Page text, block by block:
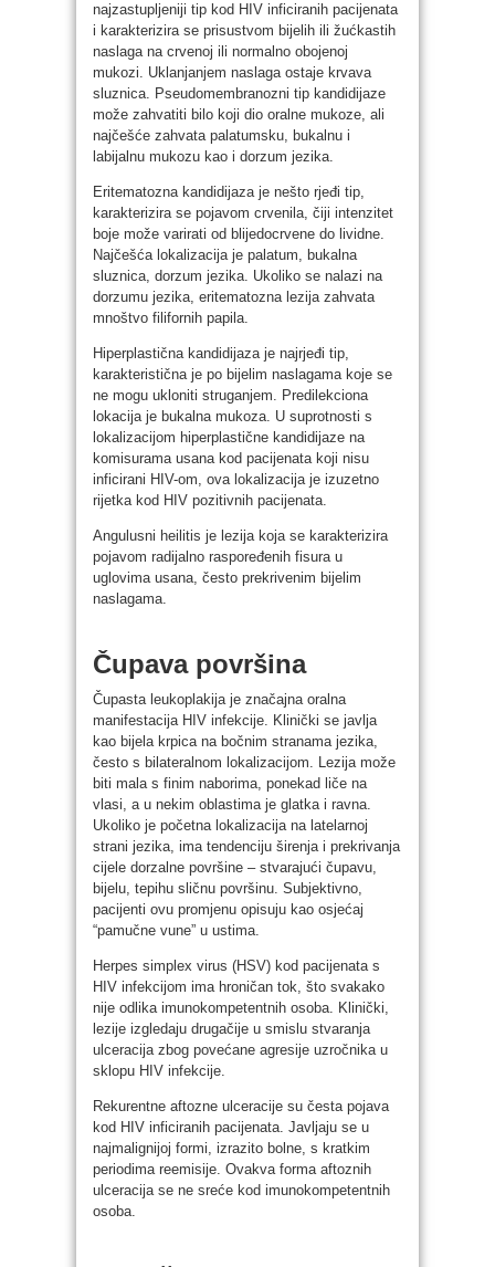
najzastupljeniji tip kod HIV inficiranih pacijenata
i karakterizira se prisustvom bijelih ili žućkastih
naslaga na crvenoj ili normalno obojenoj
mukozi. Uklanjanjem naslaga ostaje krvava
sluznica. Pseudomembranozni tip kandidijaze
može zahvatiti bilo koji dio oralne mukoze, ali
najčešće zahvata palatumsku, bukalnu i
labijalnu mukozu kao i dorzum jezika.
Eritematozna kandidijaza je nešto rjeđi tip,
karakterizira se pojavom crvenila, čiji intenzitet
boje može varirati od blijedocrvene do lividne.
Najčešća lokalizacija je palatum, bukalna
sluznica, dorzum jezika. Ukoliko se nalazi na
dorzumu jezika, eritematozna lezija zahvata
mnoštvo filifornih papila.
Hiperplastična kandidijaza je najrjeđi tip,
karakteristična je po bijelim naslagama koje se
ne mogu ukloniti struganjem. Predilekciona
lokacija je bukalna mukoza. U suprotnosti s
lokalizacijom hiperplastične kandidijaze na
komisurama usana kod pacijenata koji nisu
inficirani HIV-om, ova lokalizacija je izuzetno
rijetka kod HIV pozitivnih pacijenata.
Angulusni heilitis je lezija koja se karakterizira
pojavom radijalno raspoređenih fisura u
uglovima usana, često prekrivenim bijelim
naslagama.
Čupava površina
Čupasta leukoplakija je značajna oralna
manifestacija HIV infekcije. Klinički se javlja
kao bijela krpica na bočnim stranama jezika,
često s bilateralnom lokalizacijom. Lezija može
biti mala s finim naborima, ponekad liče na
vlasi, a u nekim oblastima je glatka i ravna.
Ukoliko je početna lokalizacija na latelarnoj
strani jezika, ima tendenciju širenja i prekrivanja
cijele dorzalne površine – stvarajući čupavu,
bijelu, tepihu sličnu površinu. Subjektivno,
pacijenti ovu promjenu opisuju kao osjećaj
“pamučne vune” u ustima.
Herpes simplex virus (HSV) kod pacijenata s
HIV infekcijom ima hroničan tok, što svakako
nije odlika imunokompetentnih osoba. Klinički,
lezije izgledaju drugačije u smislu stvaranja
ulceracija zbog povećane agresije uzročnika u
sklopu HIV infekcije.
Rekurentne aftozne ulceracije su česta pojava
kod HIV inficiranih pacijenata. Javljaju se u
najmalignijoj formi, izrazito bolne, s kratkim
periodima reemisije. Ovakva forma aftoznih
ulceracija se ne sreće kod imunokompetentnih
osoba.